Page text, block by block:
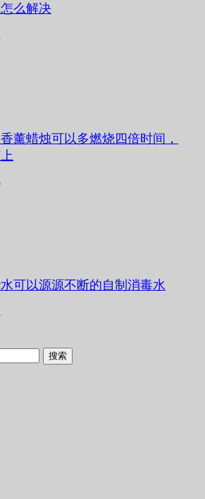
么解决
薰蜡烛可以多燃烧四倍时间，
可以源源不断的自制消毒水